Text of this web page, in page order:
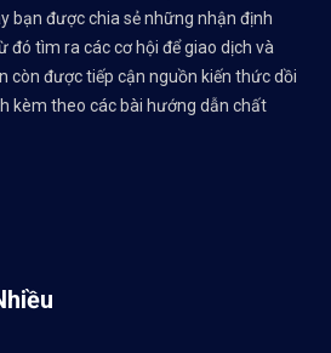
bạn được chia sẻ những nhận định
đó tìm ra các cơ hội để giao dịch và
còn được tiếp cận nguồn kiến thức dồi
kèm theo các bài hướng dẫn chất